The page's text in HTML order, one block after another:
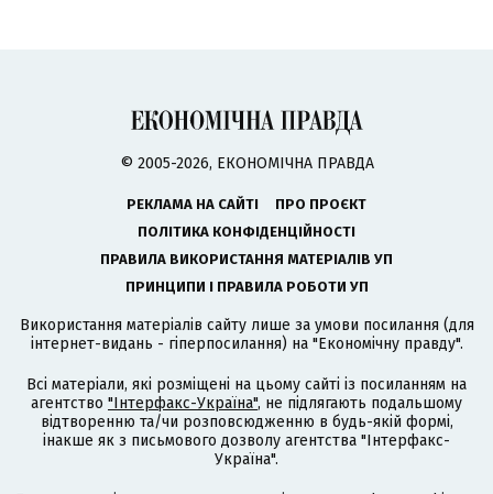
© 2005-2026, ЕКОНОМІЧНА ПРАВДА
РЕКЛАМА НА САЙТІ
ПРО ПРОЄКТ
ПОЛІТИКА КОНФІДЕНЦІЙНОСТІ
ПРАВИЛА ВИКОРИСТАННЯ МАТЕРІАЛІВ УП
ПРИНЦИПИ І ПРАВИЛА РОБОТИ УП
Використання матеріалів сайту лише за умови посилання (для
інтернет-видань - гіперпосилання) на "Економічну правду".
Всі матеріали, які розміщені на цьому сайті із посиланням на
агентство "Інтерфакс-Україна", не підлягають подальшому
відтворенню та/чи розповсюдженню в будь-якій формі,
інакше як з письмового дозволу агентства "Інтерфакс-
Україна".